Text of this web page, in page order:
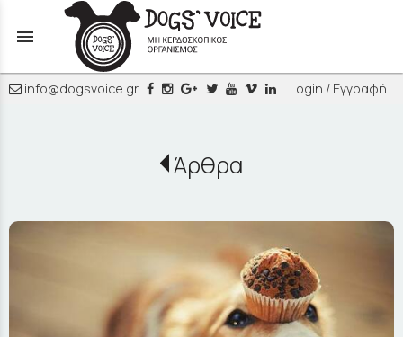
menu
info@dogsvoice.gr Login / Εγγραφή
Άρθρα